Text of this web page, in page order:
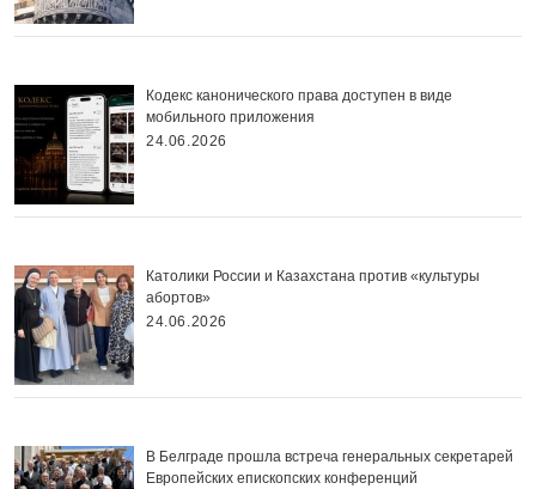
Кодекс канонического права доступен в виде
мобильного приложения
24.06.2026
Католики России и Казахстана против «культуры
абортов»
24.06.2026
В Белграде прошла встреча генеральных секретарей
Европейских епископских конференций